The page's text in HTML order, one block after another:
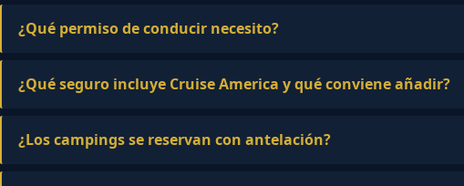
¿Qué permiso de conducir necesito?
¿Qué seguro incluye Cruise America y qué conviene añadir?
¿Los campings se reservan con antelación?